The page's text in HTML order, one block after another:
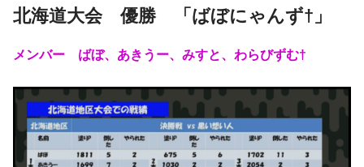
北海道大会 優勝 「ばぼにゃんず†」
メンバー ばぼ、あきうー、みすと、わらびずむ†